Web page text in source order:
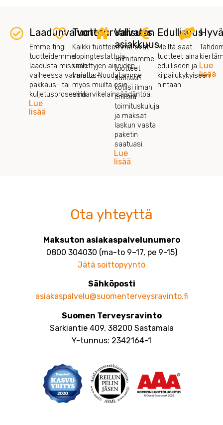
Laadunvalvonta
Emme tingi
tuotteidemme
laadusta missään
vaiheessa valmistus-,
pakkaus- tai
kuljetusprosessia.
Lue
lisää
Tuoteturvallisuus
Kaikki tuotteemme ovat
dopingtestattuja
kiellettyjen aineiden
varalta. Noudatamme
myös muilta osin
elintarvikelainsäädäntöä.
Vaivaton
asiakkuus
Toimitamme
tuotteet
suoraan
kotiisi ilman
erillisiä
toimituskuluja
ja maksat
laskun vasta
paketin
saatuasi.
Lue
lisää
Edullisuus
Meiltä saat
tuotteet aina
edulliseen ja
kilpailukykyiseen
hintaan.
Lue
lisää
Ota yhteyttä
Maksuton asiakaspalvelunumero
0800 304030 (ma-to 9–17, pe 9-15)
Jätä soittopyyntö
Sähköposti
asiakaspalvelu@suomenterveysravinto.fi
Suomen Terveysravinto
Sarkiantie 409, 38200 Sastamala
Y-tunnus: 2342164-1